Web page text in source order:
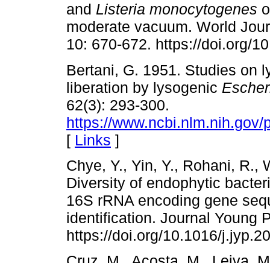
and Listeria monocytogenes
moderate vacuum. World
10: 670-672. https://doi.org/
Bertani, G. 1951. Studies on
liberation by lysogenic
62(3): 293-300.
https://
[ Links ]
Chye, Y., Yin, Y., Rohani, R.,
Diversity of endophytic
16S rRNA encoding gene
identification. Journal Young
https://doi.org/10.1016/